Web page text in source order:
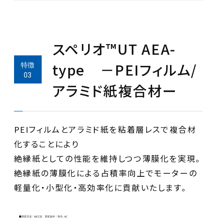
スペリオ™UT AEA-
type －PEIフィルム/
アラミド紙複合材ー
PEIフィルムとアラミド紙を粘着層レスで複合材
化することにより
絶縁紙としての性能を維持しつつ薄膜化を実現。
絶縁紙の薄膜化による占積率向上でモーターの
軽量化・小型化・高効率化に貢献いたします。